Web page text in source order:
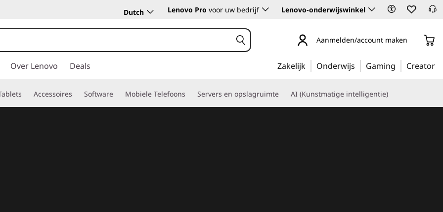
Dutch Lenovo Pro voor uw bedrijf Lenovo-onderwijswinkel
Aanmelden/account maken
Over Lenovo Deals Zakelijk Onderwijs Gaming Creator
Accessoires Software Mobiele Telefoons Servers en opslagruimte AI (Kunstmatige intelligentie)